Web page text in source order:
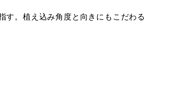
す。植え込み角度と向きにもこだわる